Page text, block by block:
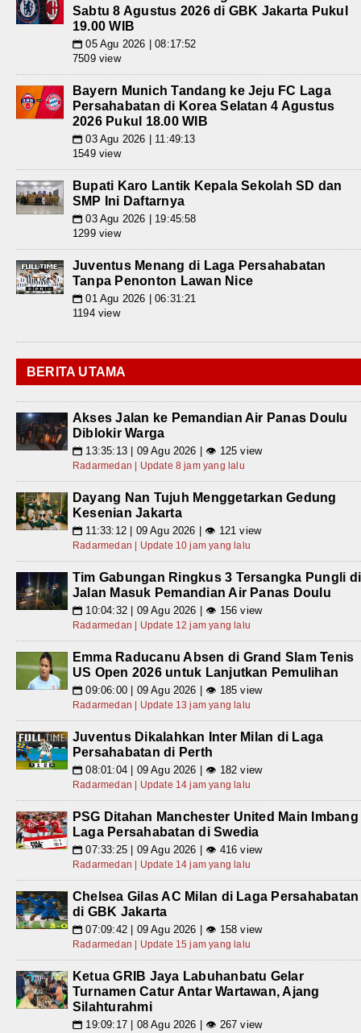
Sabtu 8 Agustus 2026 di GBK Jakarta Pukul
19.00 WIB
📅 05 Agu 2026 | 08:17:52
7509 view
Bayern Munich Tandang ke Jeju FC Laga
Persahabatan di Korea Selatan 4 Agustus
2026 Pukul 18.00 WIB
📅 03 Agu 2026 | 11:49:13
1549 view
Bupati Karo Lantik Kepala Sekolah SD dan
SMP Ini Daftarnya
📅 03 Agu 2026 | 19:45:58
1299 view
Juventus Menang di Laga Persahabatan
Tanpa Penonton Lawan Nice
📅 01 Agu 2026 | 06:31:21
1194 view
BERITA UTAMA
Akses Jalan ke Pemandian Air Panas Doulu
Diblokir Warga
📅 13:35:13 | 09 Agu 2026 | 👁 125 view
Radarmedan | Update 8 jam yang lalu
Dayang Nan Tujuh Menggetarkan Gedung
Kesenian Jakarta
📅 11:33:12 | 09 Agu 2026 | 👁 121 view
Radarmedan | Update 10 jam yang lalu
Tim Gabungan Ringkus 3 Tersangka Pungli di
Jalan Masuk Pemandian Air Panas Doulu
📅 10:04:32 | 09 Agu 2026 | 👁 156 view
Radarmedan | Update 12 jam yang lalu
Emma Raducanu Absen di Grand Slam Tenis
US Open 2026 untuk Lanjutkan Pemulihan
📅 09:06:00 | 09 Agu 2026 | 👁 185 view
Radarmedan | Update 13 jam yang lalu
Juventus Dikalahkan Inter Milan di Laga
Persahabatan di Perth
📅 08:01:04 | 09 Agu 2026 | 👁 182 view
Radarmedan | Update 14 jam yang lalu
PSG Ditahan Manchester United Main Imbang
Laga Persahabatan di Swedia
📅 07:33:25 | 09 Agu 2026 | 👁 416 view
Radarmedan | Update 14 jam yang lalu
Chelsea Gilas AC Milan di Laga Persahabatan
di GBK Jakarta
📅 07:09:42 | 09 Agu 2026 | 👁 158 view
Radarmedan | Update 15 jam yang lalu
Ketua GRIB Jaya Labuhanbatu Gelar
Turnamen Catur Antar Wartawan, Ajang
Silahturahmi
📅 19:09:17 | 08 Agu 2026 | 👁 267 view